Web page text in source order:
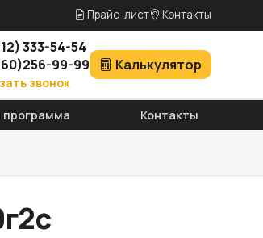
Прайс-лист Контакты
333-54-54
256-99-99
звонок
Калькулятор
программа Контакты